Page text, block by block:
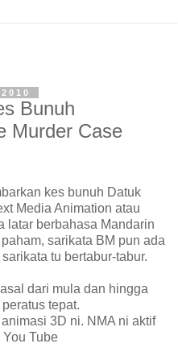
Bunuh
Murder Case
kes bunuh Datuk
Media Animation atau
latar berbahasa Mandarin
sarikata BM pun ada
tu bertabur-tabur.
dari mula dan hingga
tepat.
3D ni. NMA ni aktif
Tube